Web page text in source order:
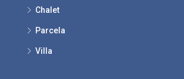
Chalet
Parcela
Villa